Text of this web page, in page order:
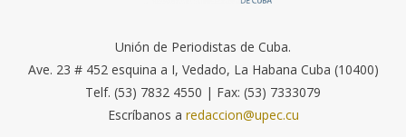
Unión de Periodistas de Cuba.
Ave. 23 # 452 esquina a I, Vedado, La Habana Cuba (10400)
Telf. (53) 7832 4550 | Fax: (53) 7333079
Escríbanos a redaccion@upec.cu